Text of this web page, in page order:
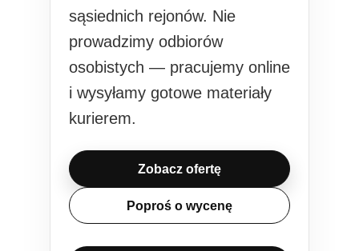
sąsiednich rejonów. Nie
prowadzimy odbiorów
osobistych — pracujemy online
i wysyłamy gotowe materiały
kurierem.
Zobacz ofertę
Poproś o wycenę